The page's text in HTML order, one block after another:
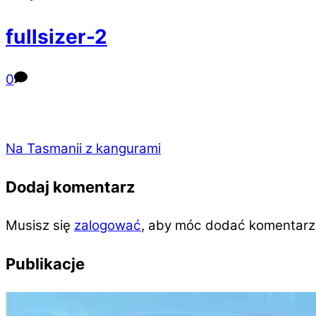
fullsizer-2
0
Na Tasmanii z kangurami
Dodaj komentarz
Musisz się zalogować, aby móc dodać
Publikacje